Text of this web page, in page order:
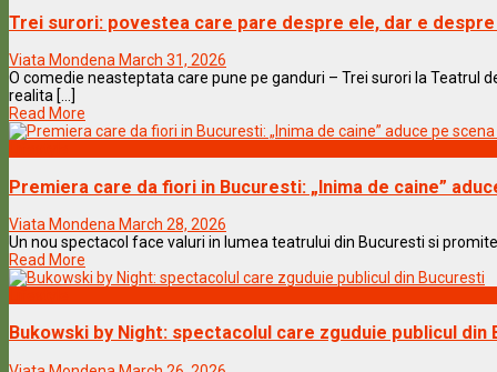
Trei surori: povestea care pare despre ele, dar e
Viata Mondena March 31, 2026
O comedie neasteptata care pune pe ganduri – Trei surori la Teatrul
realita [...]
Read More
Premiera care da fiori in Bucuresti: „Inima de caine”
Viata Mondena March 28, 2026
Un nou spectacol face valuri in lumea teatrului din Bucuresti si
Read More
Bukowski by Night: spectacolul care zguduie publicul din